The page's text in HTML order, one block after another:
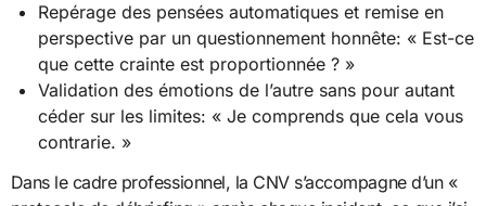
Repérage des pensées automatiques et remise en
perspective par un questionnement honnête: « Est-ce
que cette crainte est proportionnée ? »
Validation des émotions de l’autre sans pour autant
céder sur les limites: « Je comprends que cela vous
contrarie. »
Dans le cadre professionnel, la CNV s’accompagne d’un «